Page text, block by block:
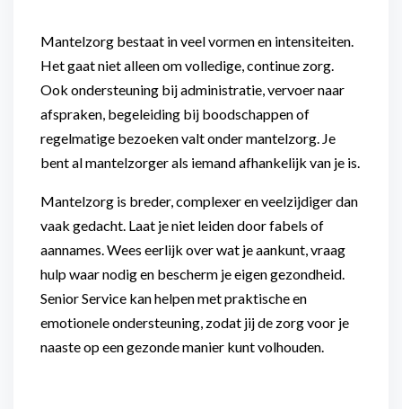
Mantelzorg bestaat in veel vormen en intensiteiten.
Het gaat niet alleen om volledige, continue zorg.
Ook ondersteuning bij administratie, vervoer naar
afspraken, begeleiding bij boodschappen of
regelmatige bezoeken valt onder mantelzorg. Je
bent al mantelzorger als iemand afhankelijk van je is.
Mantelzorg is breder, complexer en veelzijdiger dan
vaak gedacht. Laat je niet leiden door fabels of
aannames. Wees eerlijk over wat je aankunt, vraag
hulp waar nodig en bescherm je eigen gezondheid.
Senior Service kan helpen met praktische en
emotionele ondersteuning, zodat jij de zorg voor je
naaste op een gezonde manier kunt volhouden.